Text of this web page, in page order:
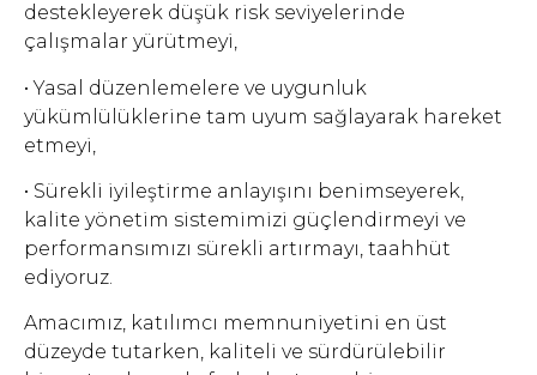
destekleyerek düşük risk seviyelerinde
çalışmalar yürütmeyi,
• Yasal düzenlemelere ve uygunluk
yükümlülüklerine tam uyum sağlayarak hareket
etmeyi,
• Sürekli iyileştirme anlayışını benimseyerek,
kalite yönetim sistemimizi güçlendirmeyi ve
performansımızı sürekli artırmayı, taahhüt
ediyoruz.
Amacımız, katılımcı memnuniyetini en üst
düzeyde tutarken, kaliteli ve sürdürülebilir